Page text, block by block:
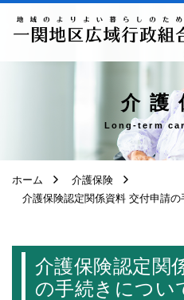
介護
Long-term
ホーム
介護保険
介護保険認定関係資料 交付申請の
介護保険認定関
の手続きについ